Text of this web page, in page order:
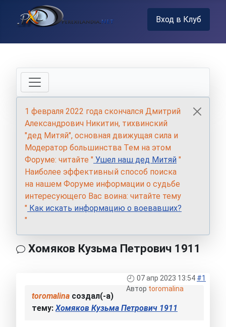
Вход в Клуб
1 февраля 2022 года скончался Дмитрий
Александрович Никитин, тихвинский
"дед Митяй", основная движущая сила и
Модератор большинства Тем на этом
Форуме: читайте " Ушел наш дед Митяй "
Наиболее эффективный способ поиска
на нашем Форуме информации о судьбе
интересующего Вас воина: читайте тему
" Как искать информацию о воевавших?
"
Хомяков Кузьма Петрович 1911
07 апр 2023 13:54 #1
Автор toromalina
toromalina создал(-а)
тему:Хомяков Кузьма Петрович 1911